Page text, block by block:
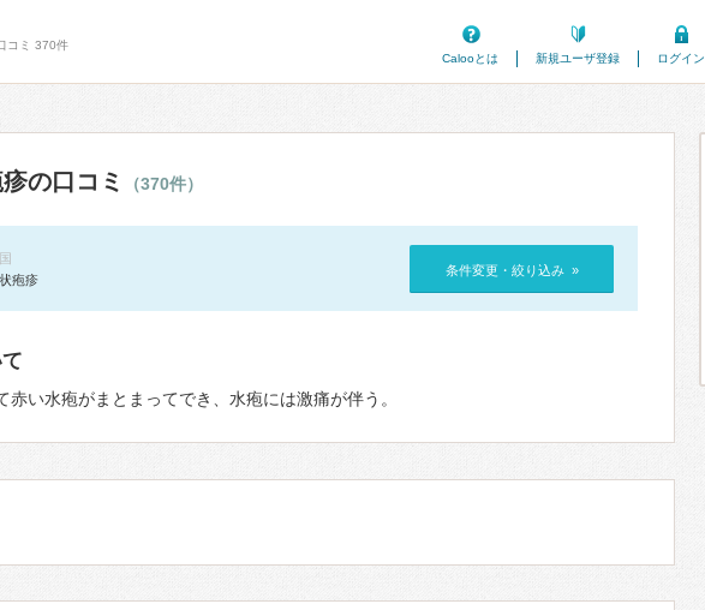
コミ 370件
Calooとは
新規ユーザ登録 ログイン
の口コミ （370件）
疱疹
条件変更・絞り込み »
赤い水疱がまとまってでき、水疱には激痛が伴う。